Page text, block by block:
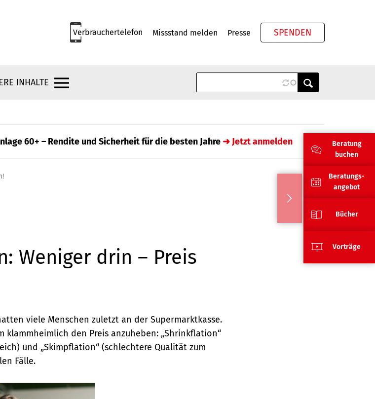
Verbrauchertelefon Missstand melden Presse SPENDEN
INHALTE
60+ – Rendite und Sicherheit für die besten Jahre ➜ Jetzt anmelden
Weniger drin – Preis
viele Menschen zuletzt an der Supermarktkasse.
klammheimlich den Preis anzuheben: „Shrinkflation“
und „Skimpflation“ (schlechtere Qualität zum
Fälle.
Beratung
buchen
Beratungs-
angebot
Bücher
Vorträge